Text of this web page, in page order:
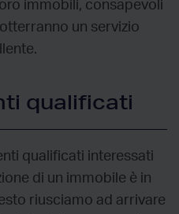
immobili, consapevoli
un servizio
qualificati
qualificati interessati
di un immobile è in
riusciamo ad arrivare